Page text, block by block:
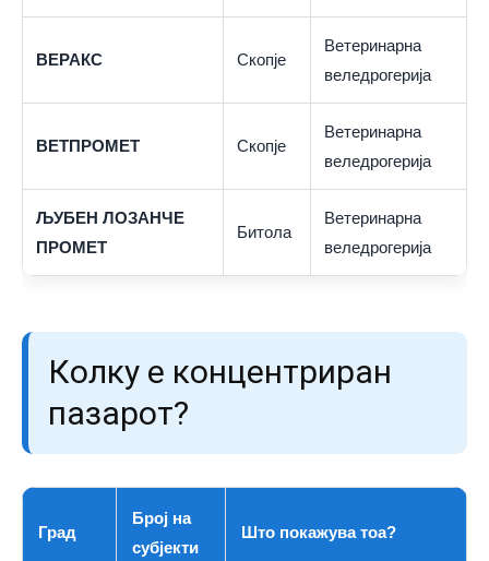
ВЕРАКС Скопје
Ветеринарна
веледрогерија
ВЕТПРОМЕТ Скопје
Ветеринарна
веледрогерија
ЉУБЕН ЛОЗАНЧЕ
ПРОМЕТ
Битола
Ветеринарна
веледрогерија
Колку е концентриран
пазарот?
Град
Број на
субјекти
Што покажува тоа?